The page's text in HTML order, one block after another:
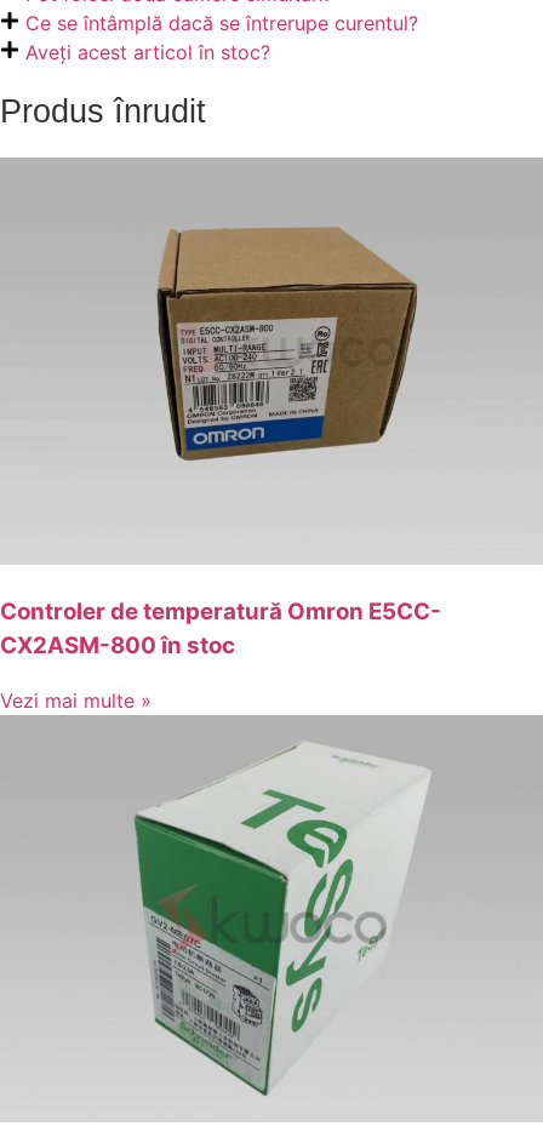
Ce se întâmplă dacă se întrerupe curentul?
Aveți acest articol în stoc?
Produs înrudit
Controler de temperatură Omron E5CC-
CX2ASM-800 în stoc
Vezi mai multe »